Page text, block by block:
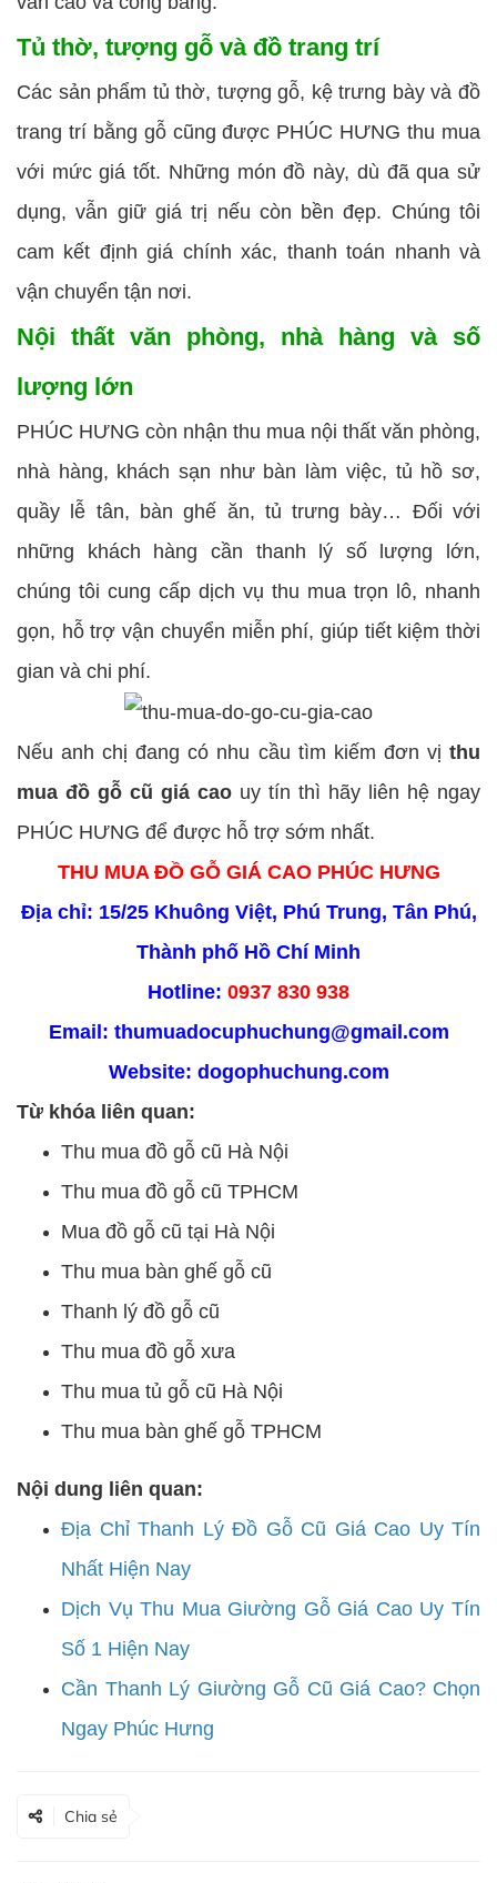
Tủ thờ, tượng gỗ và đồ trang trí
Các sản phẩm tủ thờ, tượng gỗ, kệ trưng bày và đồ
trang trí bằng gỗ cũng được PHÚC HƯNG thu mua
với mức giá tốt. Những món đồ này, dù đã qua sử
dụng, vẫn giữ giá trị nếu còn bền đẹp. Chúng tôi
cam kết định giá chính xác, thanh toán nhanh và
vận chuyển tận nơi.
Nội thất văn phòng, nhà hàng và số
lượng lớn
PHÚC HƯNG còn nhận thu mua nội thất văn phòng,
nhà hàng, khách sạn như bàn làm việc, tủ hồ sơ,
quầy lễ tân, bàn ghế ăn, tủ trưng bày… Đối với
những khách hàng cần thanh lý số lượng lớn,
chúng tôi cung cấp dịch vụ thu mua trọn lô, nhanh
gọn, hỗ trợ vận chuyển miễn phí, giúp tiết kiệm thời
gian và chi phí.
Nếu anh chị đang có nhu cầu tìm kiếm đơn vị thu
mua đồ gỗ cũ giá cao uy tín thì hãy liên hệ ngay
PHÚC HƯNG để được hỗ trợ sớm nhất.
THU MUA ĐỒ GỖ GIÁ CAO PHÚC HƯNG
Địa chỉ: 15/25 Khuông Việt, Phú Trung, Tân Phú,
Thành phố Hồ Chí Minh
Hotline: 0937 830 938
Email: thumuadocuphuchung@gmail.com
Website: dogophuchung.com
Từ khóa liên quan:
Thu mua đồ gỗ cũ Hà Nội
Thu mua đồ gỗ cũ TPHCM
Mua đồ gỗ cũ tại Hà Nội
Thu mua bàn ghế gỗ cũ
Thanh lý đồ gỗ cũ
Thu mua đồ gỗ xưa
Thu mua tủ gỗ cũ Hà Nội
Thu mua bàn ghế gỗ TPHCM
Nội dung liên quan:
Địa Chỉ Thanh Lý Đồ Gỗ Cũ Giá Cao Uy Tín
Nhất Hiện Nay
Dịch Vụ Thu Mua Giường Gỗ Giá Cao Uy Tín
Số 1 Hiện Nay
Cần Thanh Lý Giường Gỗ Cũ Giá Cao? Chọn
Ngay Phúc Hưng
Chia sẻ